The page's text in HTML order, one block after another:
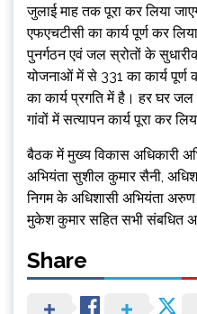
जुलाई माह तक पूरा कर लिया
एफएचटीसी का कार्य पूर्ण कर
पुनर्गठन एवं जल स्रोतों के
योजनाओं में से 331 का कार्य
का कार्य प्रगति में है। हर घर
गांवों में सत्यापन कार्य पूरा कर
बैठक में मुख्य विकास अधिकारी
अभियंता सुशील कुमार सैनी,
निगम के अधिशासी अभियंता अरुण
मुकेश कुमार सहित सभी संबधित
Share